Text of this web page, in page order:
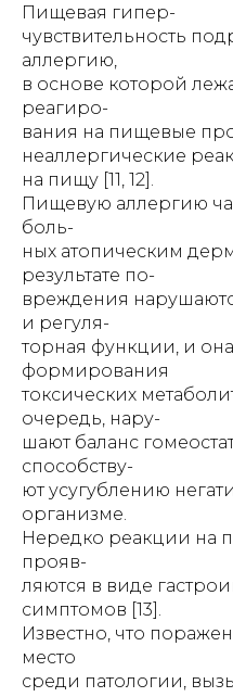
Пищевая гипер-
чувствительность
аллергию,
в основе которой
реагиро-
вания на пищевые
неаллергические
на пищу [11, 12].
Пищевую аллергию
боль-
ных атопическим
результате по-
вреждения
и регуля-
торная функции, и
формирования
токсических
очередь, нару-
шают баланс
способству-
ют усугублению
организме.
Нередко реакции на
прояв-
ляются в виде
симптомов [13].
Известно, что
место
среди патологии,